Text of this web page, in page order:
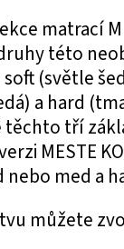
matrací
této
(světle
a hard
těchto tří
MESTE
nebo med a
můžete